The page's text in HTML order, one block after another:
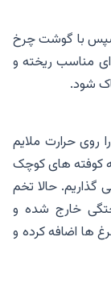
سپس با گوشت چرخ
مناسب ریخته و‌
شود.
روی حرارت ملایم
کوفته های کوچک
گذاریم. حالا تخم
خارج شده و
ها اضافه کرده و